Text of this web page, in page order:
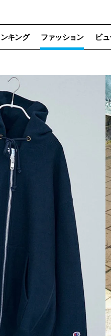
キング ファッション ビ